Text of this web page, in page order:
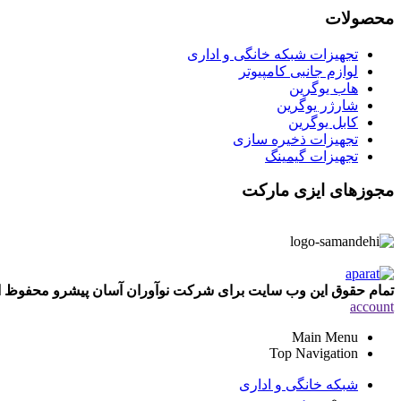
محصولات
تجهیزات شبکه خانگی و اداری
لوازم جانبی کامپیوتر
هاب یوگرین
شارژر یوگرین
کابل یوگرین
تجهیزات ذخیره سازی
تجهیزات گیمینگ
مجوزهای ایزی مارکت
تمام حقوق این وب سایت برای شرکت نوآوران آسان پیشرو
account
Main Menu
Top Navigation
شبکه خانگی و اداری